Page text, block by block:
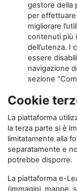
gestore della
per
migliorare
contenuti più
dell’utenza. I
essere
navigazione
sezione
Cookie
La piattaforma
la terza parte si è
limitatamente alla
separatamente e
potrebbe disporre.
La piattaforma e-
(immagini, mappe,